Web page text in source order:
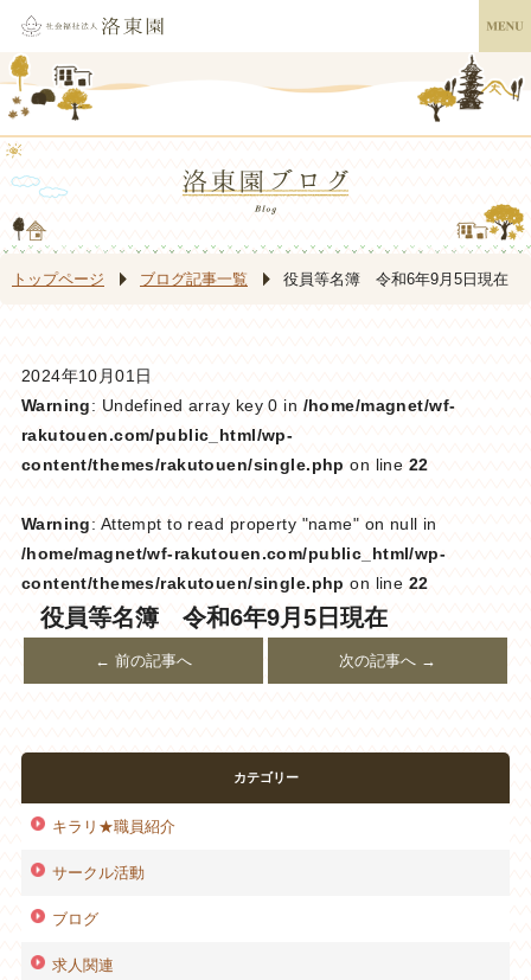
トップページ ブログ記事一覧 役員等名簿 令和6年9月5日現在
2024年10月01日
Warning: Undefined array key 0 in /home/magnet/wf-
rakutouen.com/public_html/wp-
content/themes/rakutouen/single.php on line 22
Warning: Attempt to read property "name" on null in
/home/magnet/wf-rakutouen.com/public_html/wp-
content/themes/rakutouen/single.php on line 22
役員等名簿 令和6年9月5日現在
← 前の記事へ 次の記事へ →
カテゴリー
キラリ★職員紹介
サークル活動
ブログ
求人関連